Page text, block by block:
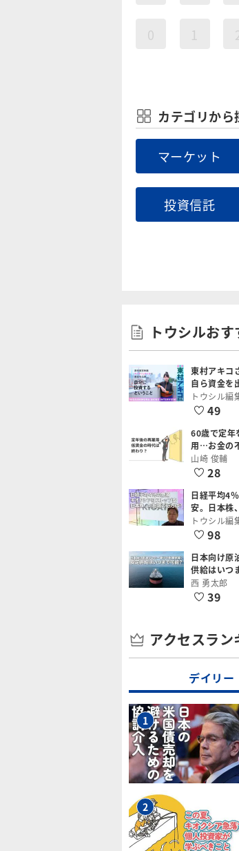
0 1
カテゴリから
マーケット
投資信託
トウシルお
東村アキコ
自ら資金を
トウシル編
49
60歳で定年
用…お金の
山崎 俊輔
28
日経平均4
安。日本株
トウシル編
98
日本向け原
供給はいつ
西 勇太郎
39
アクセスラン
デイリー
1
2